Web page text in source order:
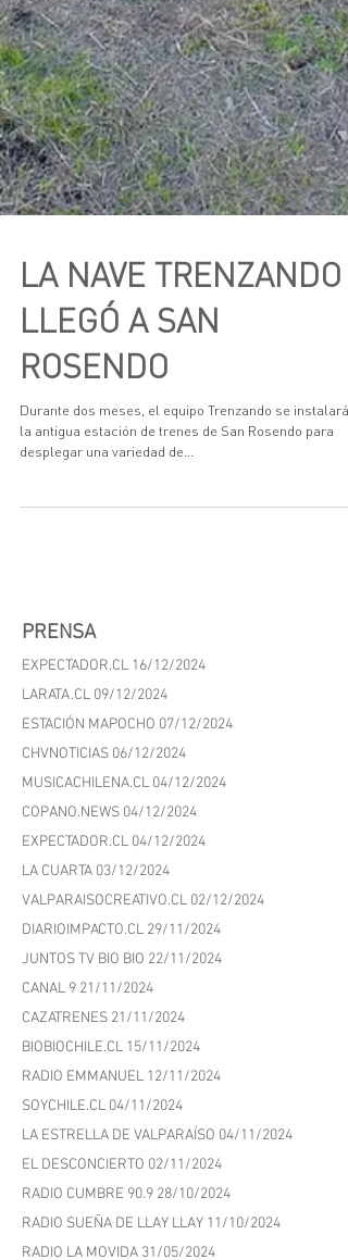
LA NAVE TRENZANDO
LLEGÓ A SAN
ROSENDO
PRENSA
EXPECTADOR.CL 16/12/2024
LARATA.CL 09/12/2024
ESTACIÓN MAPOCHO 07/12/2024
CHVNOTICIAS 06/12/2024
MUSICACHILENA.CL 04/12/2024
COPANO.NEWS 04/12/2024
EXPECTADOR.CL 04/12/2024
LA CUARTA 03/12/2024
VALPARAISOCREATIVO.CL 02/12/2024
DIARIOIMPACTO.CL 29/11/2024
JUNTOS TV BIO BIO 22/11/2024
CANAL 9 21/11/2024
CAZATRENES 21/11/2024
BIOBIOCHILE.CL 15/11/2024
RADIO EMMANUEL 12/11/2024
SOYCHILE.CL 04/11/2024